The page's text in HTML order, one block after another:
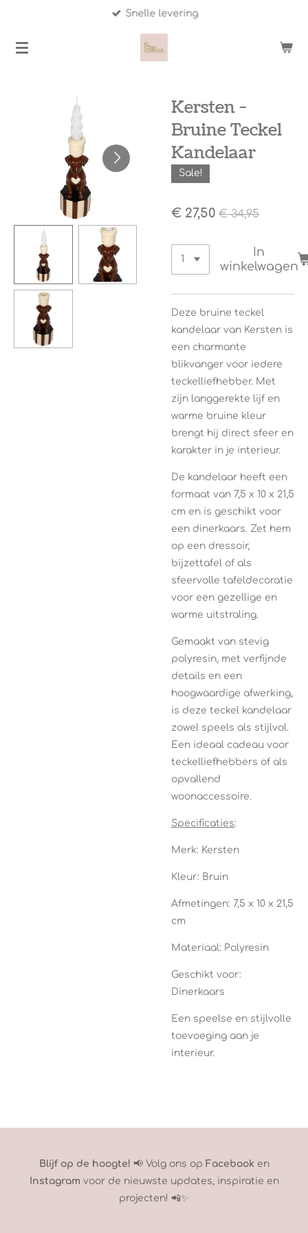
naar
Snelle levering
Kersten -
Bruine Teckel
Kandelaar
Sale!
€ 27,50 € 34,95
In
winkelwagen
Deze bruine teckel
kandelaar van Kersten is
een charmante
blikvanger voor iedere
teckelliefhebber. Met
zijn langgerekte lijf en
warme bruine kleur
brengt hij direct sfeer en
karakter in je interieur.
De kandelaar heeft een
formaat van 7,5 x 10 x 21,5
cm en is geschikt voor
een dinerkaars. Zet hem
op een dressoir,
bijzettafel of als
sfeervolle tafeldecoratie
voor een gezellige en
warme uitstraling.
Gemaakt van stevig
polyresin, met verfijnde
details en een
hoogwaardige afwerking,
is deze teckel kandelaar
zowel speels als stijlvol.
Een ideaal cadeau voor
teckelliefhebbers of als
opvallend
woonaccessoire.
Specificaties:
Merk: Kersten
Kleur: Bruin
Afmetingen: 7,5 x 10 x 21,5
cm
Materiaal: Polyresin
Geschikt voor:
Dinerkaars
Een speelse en stijlvolle
toevoeging aan je
interieur.
Blijf op de hoogte! 📢 Volg ons op Facebook en
Instagram voor de nieuwste updates, inspiratie en
projecten! 📲✨